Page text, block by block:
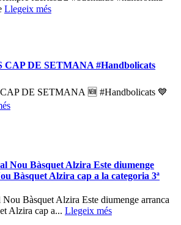
Llegeix més
DE SETMANA #Handbolicats
DE SETMANA 🆕 #Handbolicats 💙
Nou Bàsquet Alzira Este diumenge
Bàsquet Alzira cap a la categoria 3ª
Bàsquet Alzira Este diumenge arranca
Alzira cap a... Llegeix més